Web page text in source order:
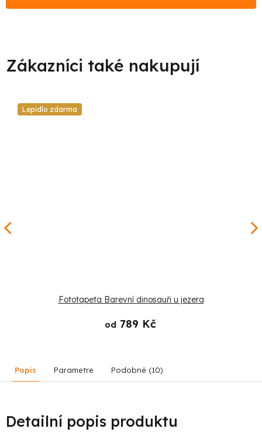
Lepidlo zdarma
Fototapeta Barevní dinosauři u jezera
od 789 Kč
Popis Parametre Podobné (10)
Detailní popis produktu